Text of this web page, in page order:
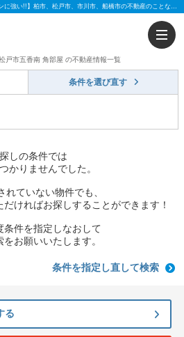
千葉県 松戸市五香南 角部屋 ｜【住宅ローンに強い!!】柏市、松戸市、市川市、船橋市の不動産のことなら株式会社ココリバー
戸市五香南 角部屋 の不動産情報一覧
条件を選び直す
しの条件では
かりませんでした。
れていない物件でも、
ければお探しすることができます！
条件を指定しなおして
お願いいたします。
条件を指定し直して検索
る